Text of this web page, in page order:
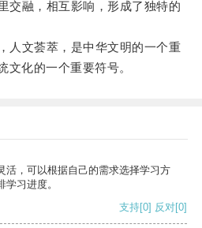
融，相互影响，形成了独特的
文荟萃，是中华文明的一个重
文化的一个重要符号。
活，可以根据自己的需求选择学习方
习进度。
支持[0] 反对[0]